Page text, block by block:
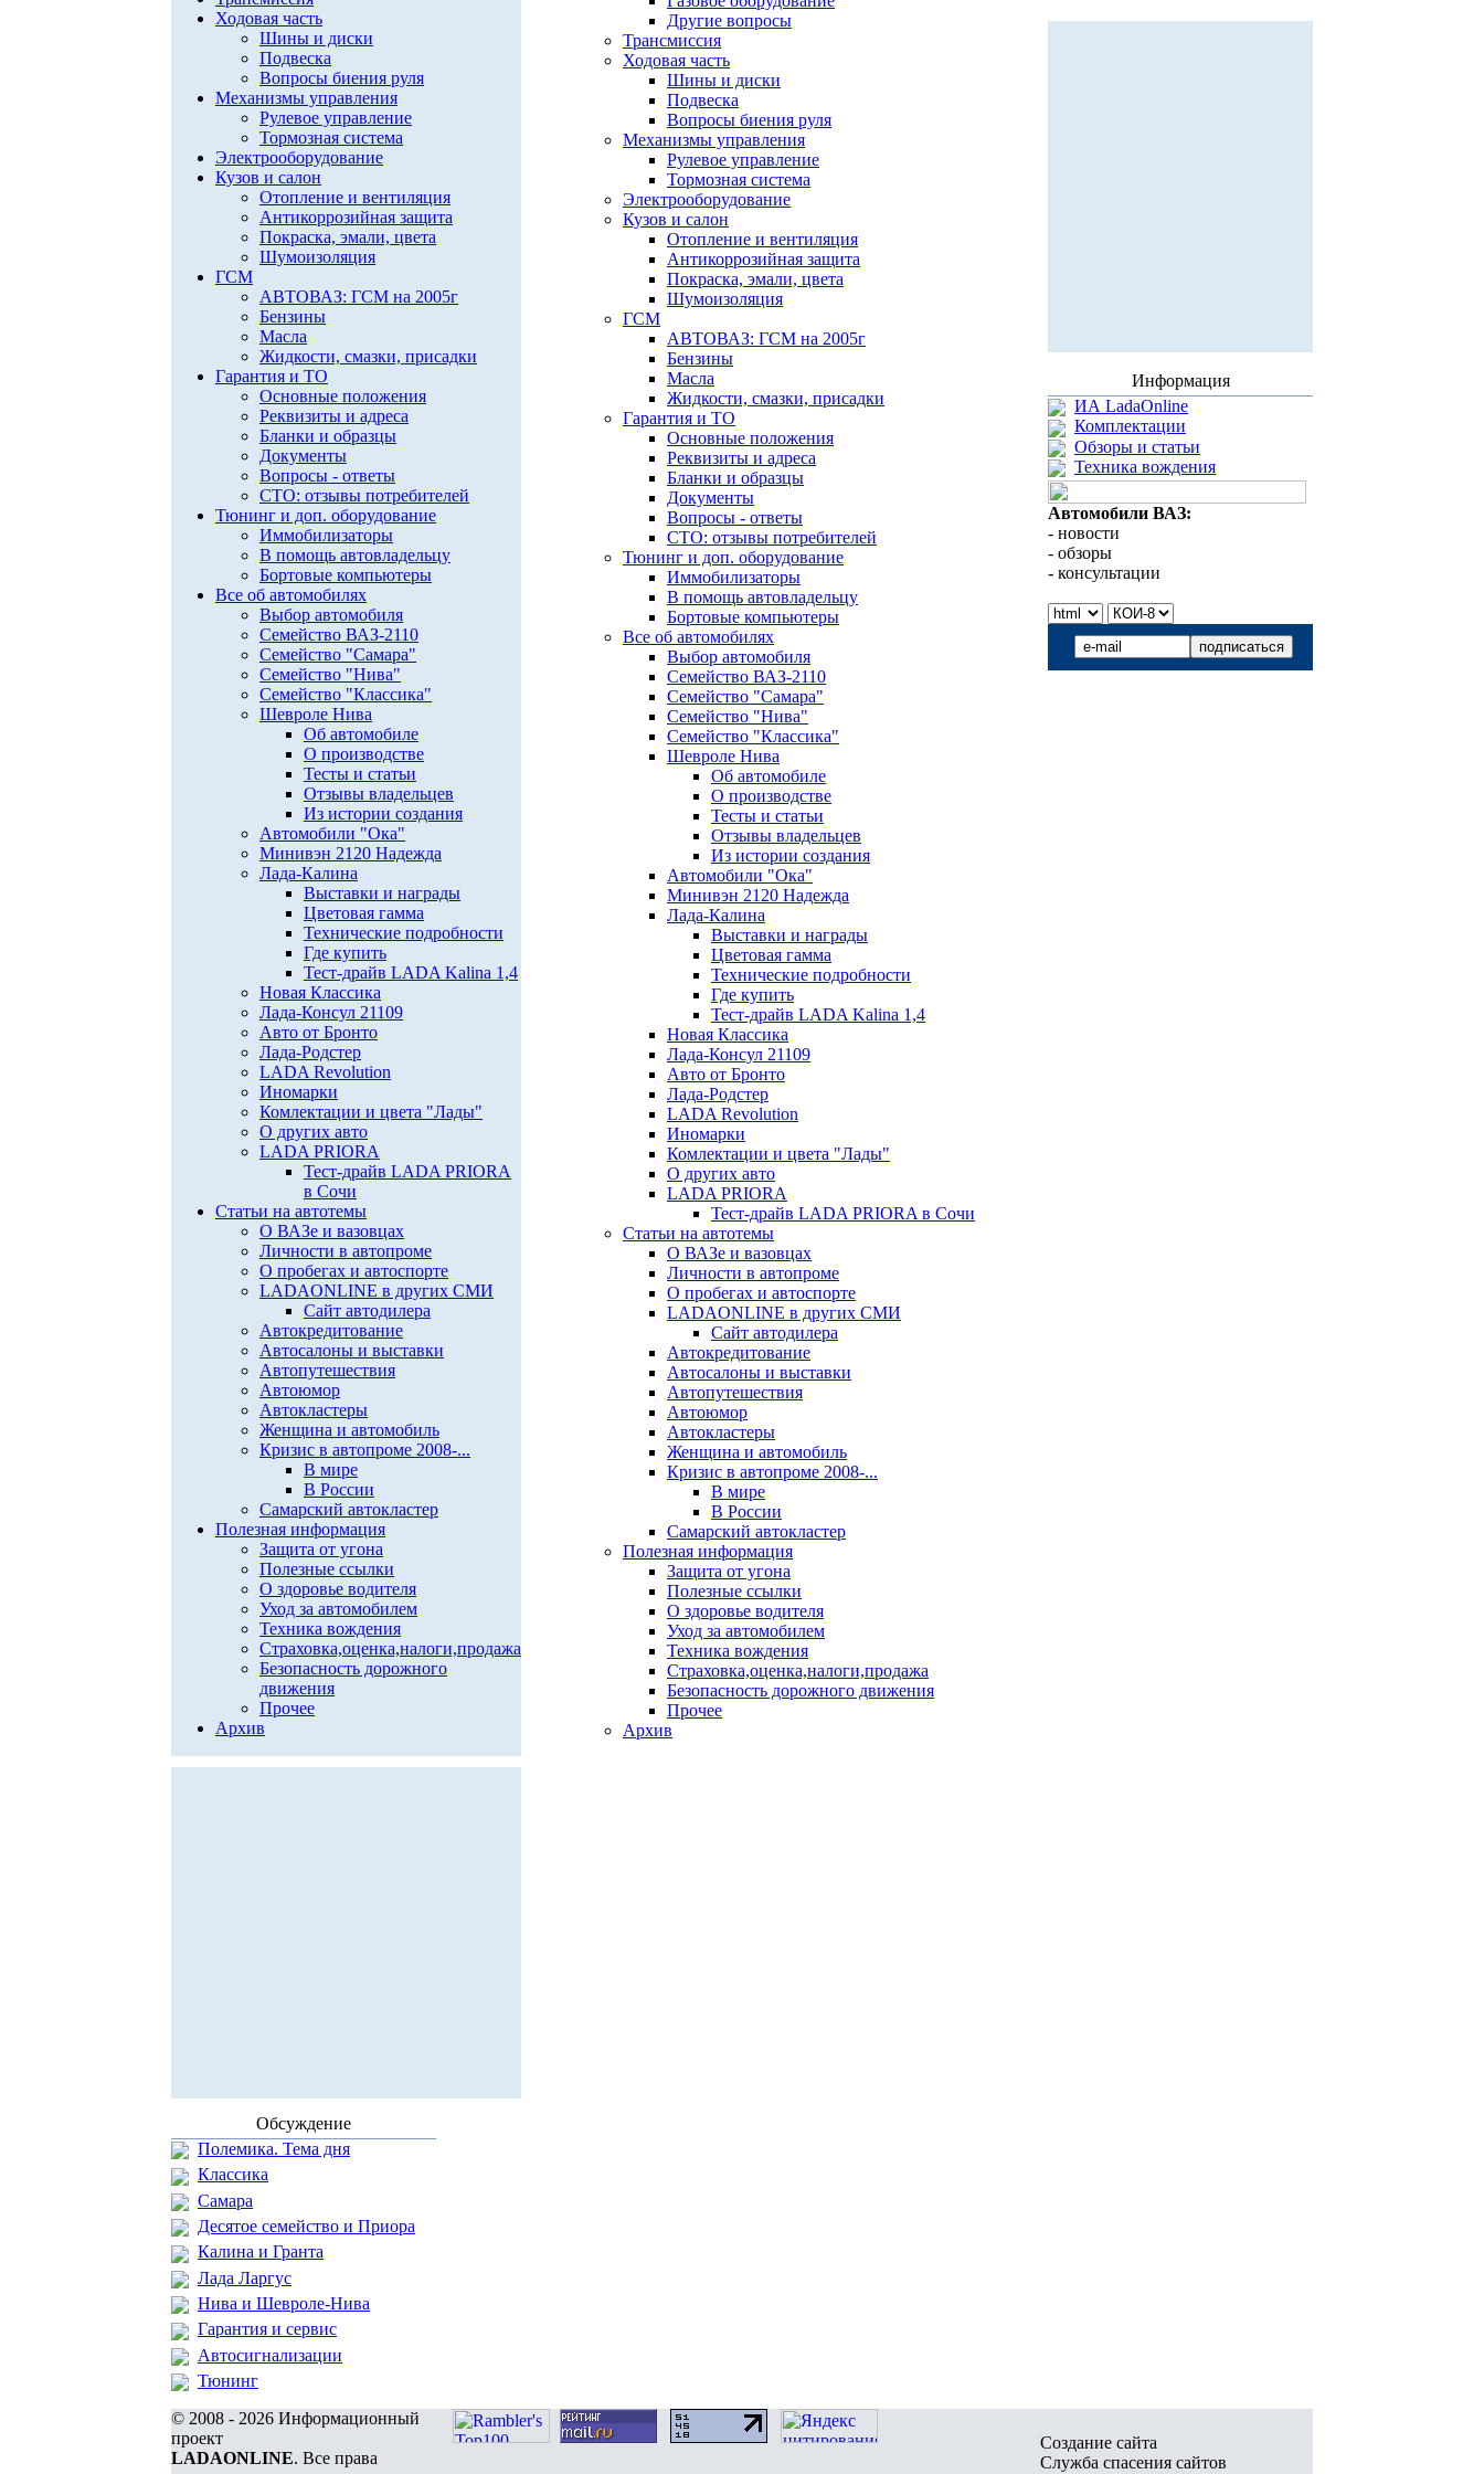
Ходовая часть
Шины и диски
Подвеска
Вопросы биения руля
Механизмы управления
Рулевое управление
Тормозная система
Электрооборудование
Кузов и салон
Отопление и вентиляция
Антикоррозийная защита
Покраска, эмали, цвета
Шумоизоляция
ГСМ
АВТОВАЗ: ГСМ на 2005г
Бензины
Масла
Жидкости, смазки, присадки
Гарантия и ТО
Основные положения
Реквизиты и адреса
Бланки и образцы
Документы
Вопросы - ответы
СТО: отзывы потребителей
Тюнинг и доп. оборудование
Иммобилизаторы
В помощь автовладельцу
Бортовые компьютеры
Все об автомобилях
Выбор автомобиля
Семейство ВАЗ-2110
Семейство "Самара"
Семейство "Нива"
Семейство "Классика"
Шевроле Нива
Об автомобиле
О производстве
Тесты и статьи
Отзывы владельцев
Из истории создания
Автомобили "Ока"
Минивэн 2120 Надежда
Лада-Калина
Выставки и награды
Цветовая гамма
Технические подробности
Где купить
Тест-драйв LADA Kalina 1,4
Новая Классика
Лада-Консул 21109
Авто от Бронто
Лада-Родстер
LADA Revolution
Иномарки
Комлектации и цвета "Лады"
О других авто
LADA PRIORA
Тест-драйв LADA PRIORA
в Сочи
Статьи на автотемы
О ВАЗе и вазовцах
Личности в автопроме
О пробегах и автоспорте
LADAONLINE в других СМИ
Сайт автодилера
Автокредитование
Автосалоны и выставки
Автопутешествия
Автоюмор
Автокластеры
Женщина и автомобиль
Кризис в автопроме 2008-...
В мире
В России
Самарский автокластер
Полезная информация
Защита от угона
Полезные ссылки
О здоровье водителя
Уход за автомобилем
Техника вождения
Страховка,оценка,налоги,продажа
Безопасность дорожного
движения
Прочее
Архив
Обсуждение
Полемика. Тема дня
Классика
Самара
Десятое семейство и Приора
Калина и Гранта
Лада Ларгус
Нива и Шевроле-Нива
Гарантия и сервис
Автосигнализации
Тюнинг
Другие вопросы
Трансмиссия
Ходовая часть
Шины и диски
Подвеска
Вопросы биения руля
Механизмы управления
Рулевое управление
Тормозная система
Электрооборудование
Кузов и салон
Отопление и вентиляция
Антикоррозийная защита
Покраска, эмали, цвета
Шумоизоляция
ГСМ
АВТОВАЗ: ГСМ на 2005г
Бензины
Масла
Жидкости, смазки, присадки
Гарантия и ТО
Основные положения
Реквизиты и адреса
Бланки и образцы
Документы
Вопросы - ответы
СТО: отзывы потребителей
Тюнинг и доп. оборудование
Иммобилизаторы
В помощь автовладельцу
Бортовые компьютеры
Все об автомобилях
Выбор автомобиля
Семейство ВАЗ-2110
Семейство "Самара"
Семейство "Нива"
Семейство "Классика"
Шевроле Нива
Об автомобиле
О производстве
Тесты и статьи
Отзывы владельцев
Из истории создания
Автомобили "Ока"
Минивэн 2120 Надежда
Лада-Калина
Выставки и награды
Цветовая гамма
Технические подробности
Где купить
Тест-драйв LADA Kalina 1,4
Новая Классика
Лада-Консул 21109
Авто от Бронто
Лада-Родстер
LADA Revolution
Иномарки
Комлектации и цвета "Лады"
О других авто
LADA PRIORA
Тест-драйв LADA PRIORA в Сочи
Статьи на автотемы
О ВАЗе и вазовцах
Личности в автопроме
О пробегах и автоспорте
LADAONLINE в других СМИ
Сайт автодилера
Автокредитование
Автосалоны и выставки
Автопутешествия
Автоюмор
Автокластеры
Женщина и автомобиль
Кризис в автопроме 2008-...
В мире
В России
Самарский автокластер
Полезная информация
Защита от угона
Полезные ссылки
О здоровье водителя
Уход за автомобилем
Техника вождения
Страховка,оценка,налоги,продажа
Безопасность дорожного движения
Прочее
Архив
Информация
ИА LadaOnline
Комплектации
Обзоры и статьи
Техника вождения
Автомобили ВАЗ:
- новости
- обзоры
- консультации
© 2008 - 2026 Информационный
проект
LADAONLINE. Все права
Создание сайта
Служба спасения сайтов